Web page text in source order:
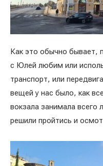
Как это обычно бывает,
с Юлей любим или
транспорт, или
вещей у нас было, как
вокзала занимала всего
решили пройтись и